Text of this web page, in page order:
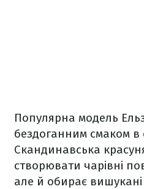
Популярна модель
бездоганним смаком в
Скандинавська
створювати чарівні
але й обирає вишукані